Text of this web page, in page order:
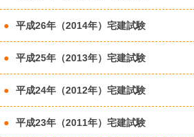
平成26年（2014年）宅建試験
平成25年（2013年）宅建試験
平成24年（2012年）宅建試験
平成23年（2011年）宅建試験